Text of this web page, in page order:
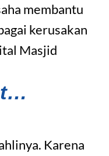
membantu
kerusakan
Masjid
Karena